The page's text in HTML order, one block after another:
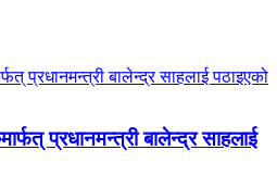
प्रधानमन्त्री बालेन्द्र साहलाई